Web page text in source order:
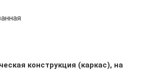
конструкция (каркас), на